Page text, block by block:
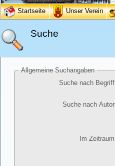
Startseite Unser Verein
Suche
Allgemeine Suchangaben
Suche nach Begriff
Suche nach Autor
Im Zeitraum